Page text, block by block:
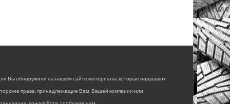
Вы обнаружили на нашем сайте материалы, которые нарушают
права, принадлежащие Вам, Вашей компании или